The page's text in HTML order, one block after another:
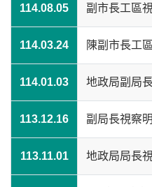
114.08.05 副市長工區
114.03.24 陳副市長工
114.01.03 地政局副局
113.12.16 副局長視察
113.11.01 地政局局長